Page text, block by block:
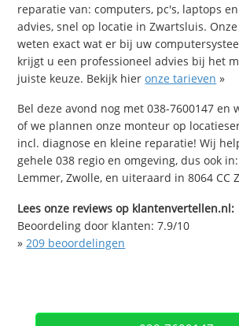
reparatie van: computers, pc's, laptops
advies, snel op locatie in Zwartsluis.
weten exact wat er bij uw
krijgt u een professioneel advies bij het
juiste keuze. Bekijk hieronze tarieven »
Bel deze avond nog met 038-7600147 en
of we plannen onze monteur op
incl. diagnose en kleine reparatie! Wij
gehele 038 regio en omgeving, dus ook
Lemmer, Zwolle, en uiteraard in 8064 CC
Lees onze reviews op klantenvertellen.nl:
Beoordeling door klanten:7.9/10
»209 beoordelingen